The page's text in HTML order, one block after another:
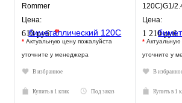
Rommer
Цена:
610 руб.*
* Актуальную цену пожалуйста
уточните у менеджера
В избранное
Купить в 1 клик Под заказ
120С)G1/
БТ-41
Цена:
1 210 руб.
*
уточните у
В
Купить в 1